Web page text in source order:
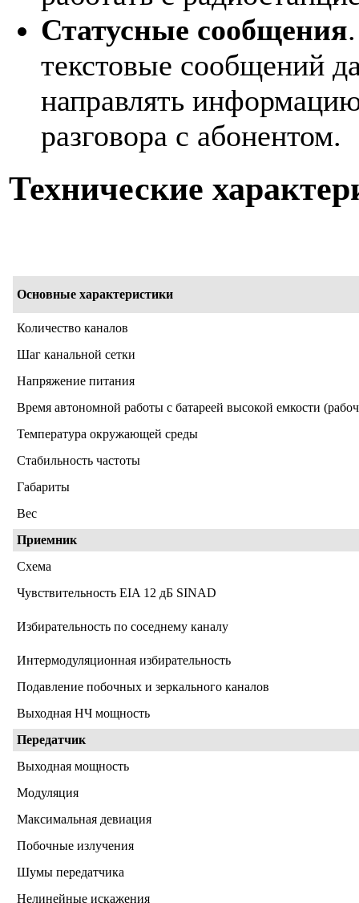
Статусные сообщения
текстовые сообщений
направлять
разговора с абонентом.
Технические
Основные характеристики
Количество каналов
Шаг канальной сетки
Напряжение питания
Время автономной работы с батареей высокой емкости
Температура окружающей среды
Стабильность частоты
Габариты
Вес
Приемник
Схема
Чувствительность EIA 12 дБ SINAD
Избирательность по соседнему каналу
Интермодуляционная избирательность
Подавление побочных и зеркального каналов
Выходная НЧ мощность
Передатчик
Выходная мощность
Модуляция
Максимальная девиация
Побочные излучения
Шумы передатчика
Нелинейные искажения